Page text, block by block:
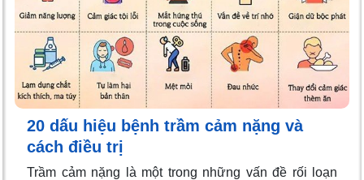
20 dấu hiệu bệnh trầm cảm nặng và
cách điều trị
Trầm cảm nặng là một trong những vấn đề rối loạn